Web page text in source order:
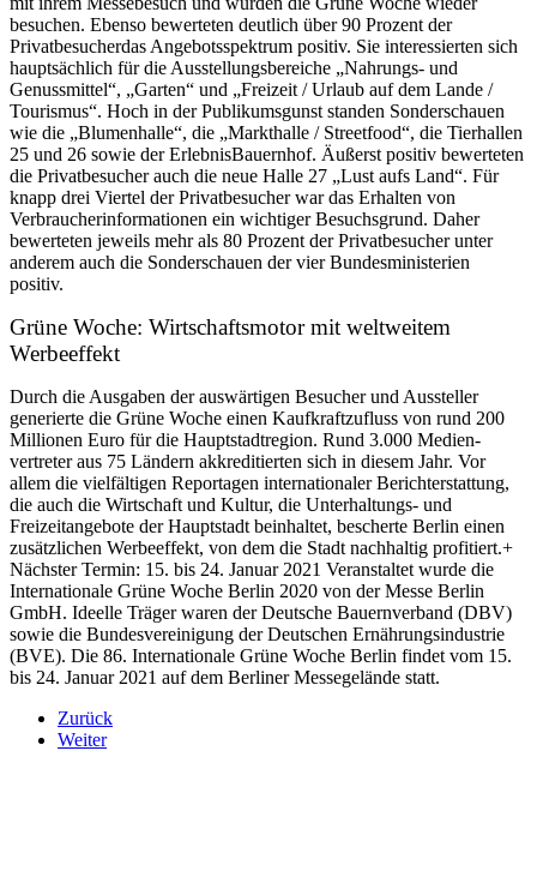
besuchen. Ebenso bewerteten deutlich über 90 Prozent der
Privatbesucherdas Angebotsspektrum positiv. Sie interessierten sich
hauptsächlich für die Ausstellungsbereiche „Nahrungs- und
Genussmittel“, „Garten“ und „Freizeit / Urlaub auf dem Lande /
Tourismus“. Hoch in der Publikumsgunst standen Sonderschauen
wie die „Blumenhalle“, die „Markthalle / Streetfood“, die Tierhallen
25 und 26 sowie der ErlebnisBauernhof. Äußerst positiv bewerteten
die Privatbesucher auch die neue Halle 27 „Lust aufs Land“. Für
knapp drei Viertel der Privatbesucher war das Erhalten von
Verbraucherinformationen ein wichtiger Besuchsgrund. Daher
bewerteten jeweils mehr als 80 Prozent der Privatbesucher unter
anderem auch die Sonderschauen der vier Bundesministerien
positiv.
Grüne Woche: Wirtschaftsmotor mit weltweitem
Werbeeffekt
Durch die Ausgaben der auswärtigen Besucher und Aussteller
generierte die Grüne Woche einen Kaufkraftzufluss von rund 200
Millionen Euro für die Hauptstadtregion. Rund 3.000 Medien-
vertreter aus 75 Ländern akkreditierten sich in diesem Jahr. Vor
allem die vielfältigen Reportagen internationaler Berichterstattung,
die auch die Wirtschaft und Kultur, die Unterhaltungs- und
Freizeitangebote der Hauptstadt beinhaltet, bescherte Berlin einen
zusätzlichen Werbeeffekt, von dem die Stadt nachhaltig profitiert.+
Nächster Termin: 15. bis 24. Januar 2021 Veranstaltet wurde die
Internationale Grüne Woche Berlin 2020 von der Messe Berlin
GmbH. Ideelle Träger waren der Deutsche Bauernverband (DBV)
sowie die Bundesvereinigung der Deutschen Ernährungsindustrie
(BVE). Die 86. Internationale Grüne Woche Berlin findet vom 15.
bis 24. Januar 2021 auf dem Berliner Messegelände statt.
Zurück
Weiter